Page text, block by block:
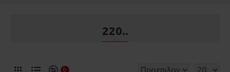
220..
0